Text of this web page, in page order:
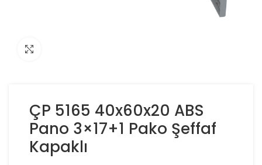
ÇP 5165 40x60x20 ABS
Pano 3×17+1 Pako Şeffaf
Kapaklı